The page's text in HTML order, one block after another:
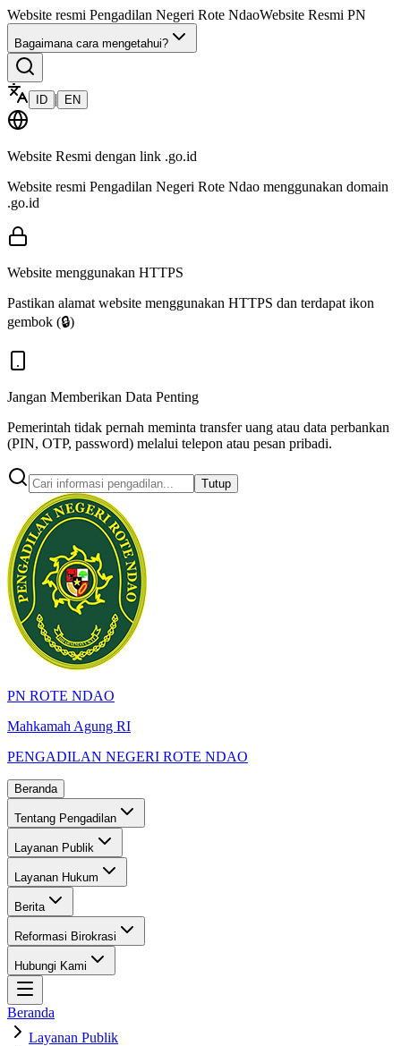
Website resmi Pengadilan Negeri Rote NdaoWebsite Resmi PN
Bagaimana cara mengetahui?
ID | EN
Website Resmi dengan link .go.id
Website resmi Pengadilan Negeri Rote Ndao menggunakan domain
.go.id
Website menggunakan HTTPS
Pastikan alamat website menggunakan HTTPS dan terdapat ikon
gembok (🔒)
Jangan Memberikan Data Penting
Pemerintah tidak pernah meminta transfer uang atau data perbankan
(PIN, OTP, password) melalui telepon atau pesan pribadi.
Tutup
PN ROTE NDAO
Mahkamah Agung RI
PENGADILAN NEGERI ROTE NDAO
Beranda
Tentang Pengadilan
Layanan Publik
Layanan Hukum
Berita
Reformasi Birokrasi
Hubungi Kami
Beranda
Layanan Publik